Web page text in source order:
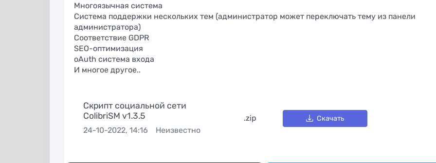
Многоязычная система
Система поддержки нескольких тем (администратор может переключать тему из панели
администратора)
Соответствие GDPR
SEO-оптимизация
oAuth система входа
И многое другое..
Скрипт социальной сети
ColibriSM v1.3.5
24-10-2022, 14:16 Неизвестно
.zip Скачать